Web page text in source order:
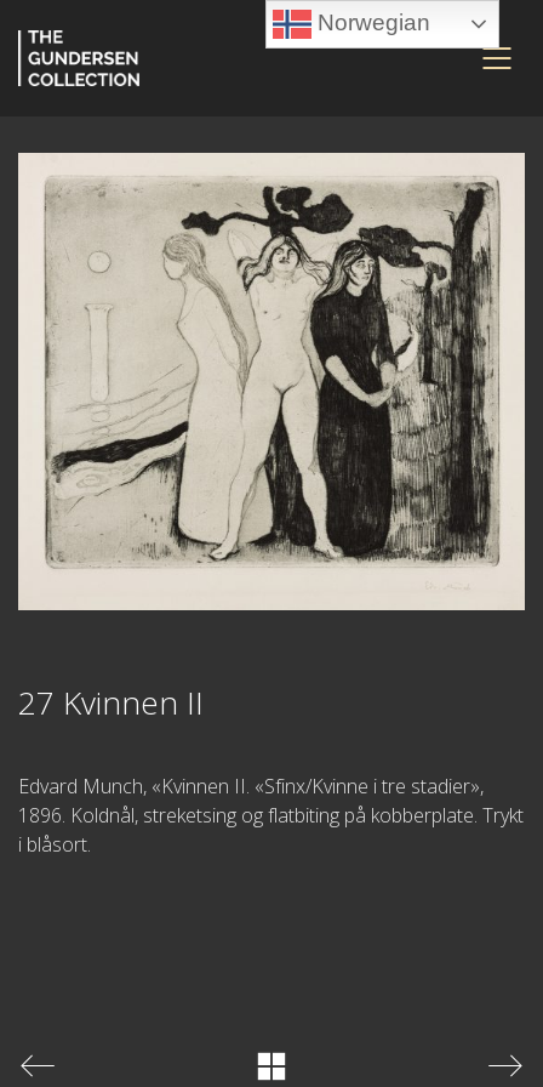
27 Kvinnen II
Edvard Munch, «Kvinnen II. «Sfinx/Kvinne i tre stadier»,
1896. Koldnål, streketsing og flatbiting på kobberplate. Trykt
i blåsort.
Norwegian